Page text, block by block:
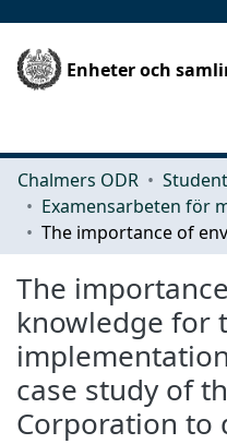
Enheter och
Chalmers ODR
The
knowledge for
case study of
Corporation to